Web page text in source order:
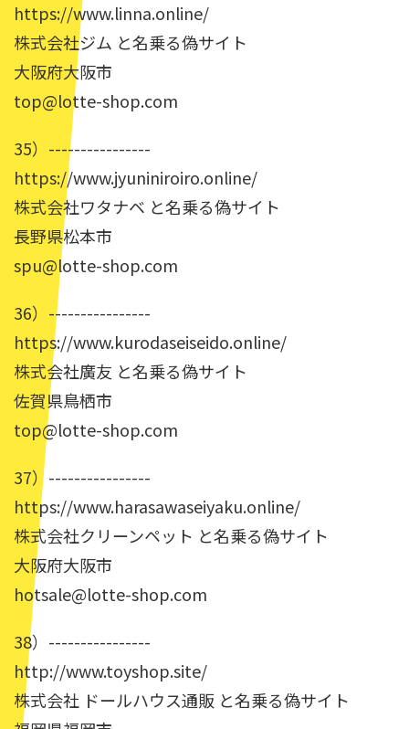
https://www.linna.online/
株式会社ジム と名乗る偽サイト
大阪府大阪市
top@lotte-shop.com
35）----------------
https://www.jyuniniroiro.online/
株式会社ワタナベ と名乗る偽サイト
長野県松本市
spu@lotte-shop.com
36）----------------
https://www.kurodaseiseido.online/
株式会社廣友 と名乗る偽サイト
佐賀県鳥栖市
top@lotte-shop.com
37）----------------
https://www.harasawaseiyaku.online/
株式会社クリーンペット と名乗る偽サイト
大阪府大阪市
hotsale@lotte-shop.com
38）----------------
http://www.toyshop.site/
株式会社 ドールハウス通販 と名乗る偽サイト